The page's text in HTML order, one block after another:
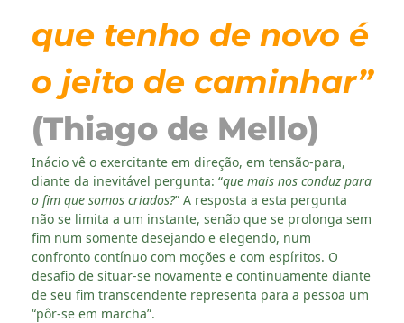
que tenho de novo é
o jeito de caminhar”
(Thiago de Mello)
Inácio vê o exercitante em direção, em tensão-para,
diante da inevitável pergunta: “que mais nos conduz para
o fim que somos criados?” A resposta a esta pergunta
não se limita a um instante, senão que se prolonga sem
fim num somente desejando e elegendo, num
confronto contínuo com moções e com espíritos. O
desafio de situar-se novamente e continuamente diante
de seu fim transcendente representa para a pessoa um
“pôr-se em marcha”.